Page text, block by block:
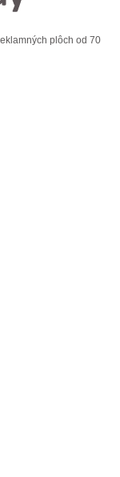
plôch od 70